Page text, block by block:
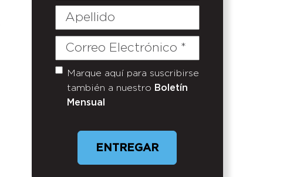
Pila
Apellido
Correo
Untitled
Marque aquí para suscribirse
también a nuestro Boletín
Mensual